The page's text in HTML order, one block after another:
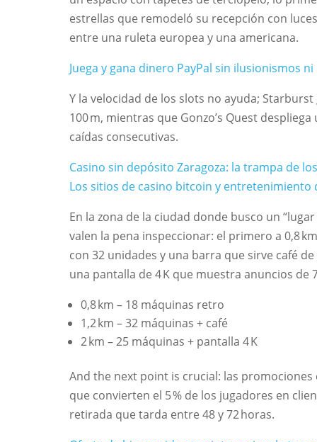
estrellas que remodeló su recepción con
entre una ruleta europea y una americana.
Juega y gana dinero PayPal sin ilusionismos
Y la velocidad de los slots no ayuda;
100 m, mientras que Gonzo’s Quest
caídas consecutivas.
Casino sin depósito Zaragoza: la trampa de
Los sitios de casino bitcoin y
En la zona de la ciudad donde busco un
valen la pena inspeccionar: el primero a 0,8
con 32 unidades y una barra que sirve café
una pantalla de 4 K que muestra anuncios de
0,8 km – 18 máquinas retro
1,2 km – 32 máquinas + café
2 km – 25 máquinas + pantalla 4 K
And the next point is crucial: las
que convierten el 5 % de los jugadores en
retirada que tarda entre 48 y 72 horas.